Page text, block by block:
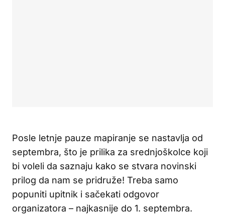
Posle letnje pauze mapiranje se nastavlja od
septembra, što je prilika za srednjoškolce koji
bi voleli da saznaju kako se stvara novinski
prilog da nam se pridruže! Treba samo
popuniti upitnik i sačekati odgovor
organizatora – najkasnije do 1. septembra.